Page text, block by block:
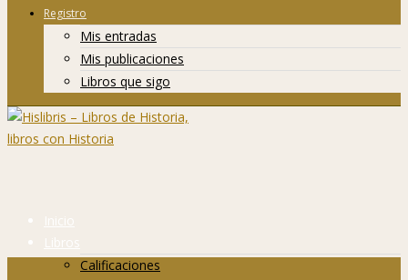
Registro
Mis entradas
Mis publicaciones
Libros que sigo
Inicio
Libros
Calificaciones